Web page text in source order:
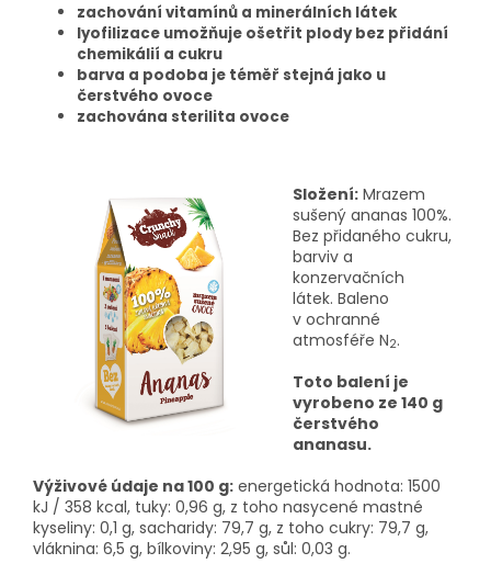
zachování vitamínů a minerálních látek
lyofilizace umožňuje ošetřit plody bez přidání
chemikálií a cukru
barva a podoba je téměř stejná jako u
čerstvého ovoce
zachována sterilita ovoce
Složení: Mrazem
sušený ananas 100%.
Bez přidaného cukru,
barviv a
konzervačních
látek. Baleno
v ochranné
atmosféře N2.
Toto balení je
vyrobeno ze 140 g
čerstvého
ananasu.
Výživové údaje na 100 g: energetická hodnota: 1500
kJ / 358 kcal, tuky: 0,96 g, z toho nasycené mastné
kyseliny: 0,1 g, sacharidy: 79,7 g, z toho cukry: 79,7 g,
vláknina: 6,5 g, bílkoviny: 2,95 g, sůl: 0,03 g.